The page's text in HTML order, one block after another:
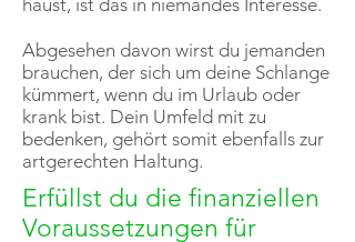
haust, ist das in niemandes Interesse.
Abgesehen davon wirst du jemanden
brauchen, der sich um deine Schlange
kümmert, wenn du im Urlaub oder
krank bist. Dein Umfeld mit zu
bedenken, gehört somit ebenfalls zur
artgerechten Haltung.
Erfüllst du die finanziellen
Voraussetzungen für